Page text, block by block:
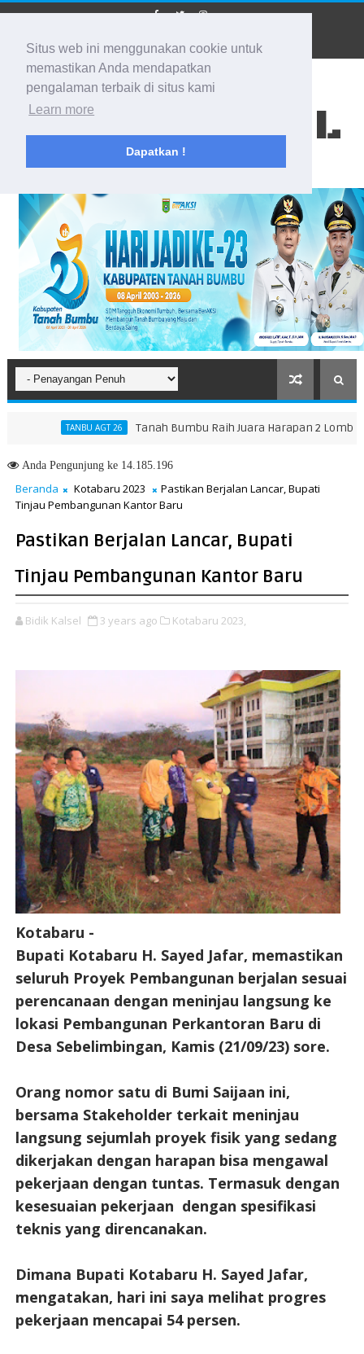
Situs web ini menggunakan cookie untuk
memastikan Anda mendapatkan
pengalaman terbaik di situs kami
Learn more
Dapatkan !
BIDIK KALSEL
Membidik Ke Segala Arah
TANBU AGT 26 Tanah Bumbu Raih Juara Harapan 2 Lomba
AndaPengunjung ke 14.185.196
Beranda Kotabaru 2023
Pastikan Berjalan Lancar, Bupati
Tinjau Pembangunan Kantor Baru
Pastikan Berjalan Lancar, Bupati
Tinjau Pembangunan Kantor Baru
Bidik Kalsel 3 years ago Kotabaru 2023,
Kotabaru -
Bupati Kotabaru H. Sayed Jafar, memastikan
seluruh Proyek Pembangunan berjalan sesuai
perencanaan dengan meninjau langsung ke
lokasi Pembangunan Perkantoran Baru di
Desa Sebelimbingan, Kamis (21/09/23) sore.
Orang nomor satu di Bumi Saijaan ini,
bersama Stakeholder terkait meninjau
langsung sejumlah proyek fisik yang sedang
dikerjakan dengan harapan bisa mengawal
pekerjaan dengan tuntas. Termasuk dengan
kesesuaian pekerjaan dengan spesifikasi
teknis yang direncanakan.
Dimana Bupati Kotabaru H. Sayed Jafar,
mengatakan, hari ini saya melihat progres
pekerjaan mencapai 54 persen.